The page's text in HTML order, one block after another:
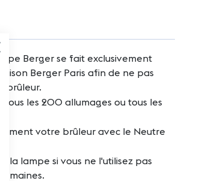
Cookie
Bar
Berger se fait exclusivement
Berger Paris afin de ne pas
brûleur.
tous les 200 allumages ou tous les
votre brûleur avec le Neutre
la lampe si vous ne l'utilisez pas